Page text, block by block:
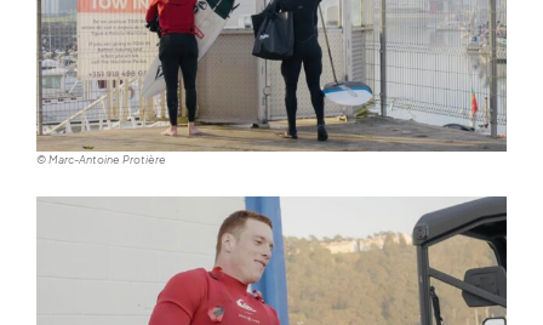
© Marc-Antoine Protière